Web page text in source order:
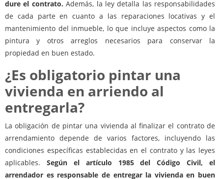
dure el contrato. Además, la ley detalla las responsabilidades
de cada parte en cuanto a las reparaciones locativas y el
mantenimiento del inmueble, lo que incluye aspectos como la
pintura y otros arreglos necesarios para conservar la
propiedad en buen estado.
¿Es obligatorio pintar una
vivienda en arriendo al
entregarla?
La obligación de pintar una vivienda al finalizar el contrato de
arrendamiento depende de varios factores, incluyendo las
condiciones específicas establecidas en el contrato y las leyes
aplicables. Según el artículo 1985 del Código Civil, el
arrendador es responsable de entregar la vivienda en buen